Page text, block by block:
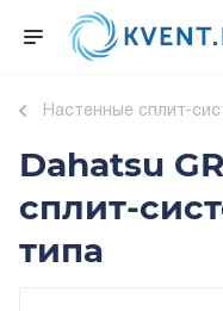
Настенные сплит-
Dahatsu
сплит-
типа